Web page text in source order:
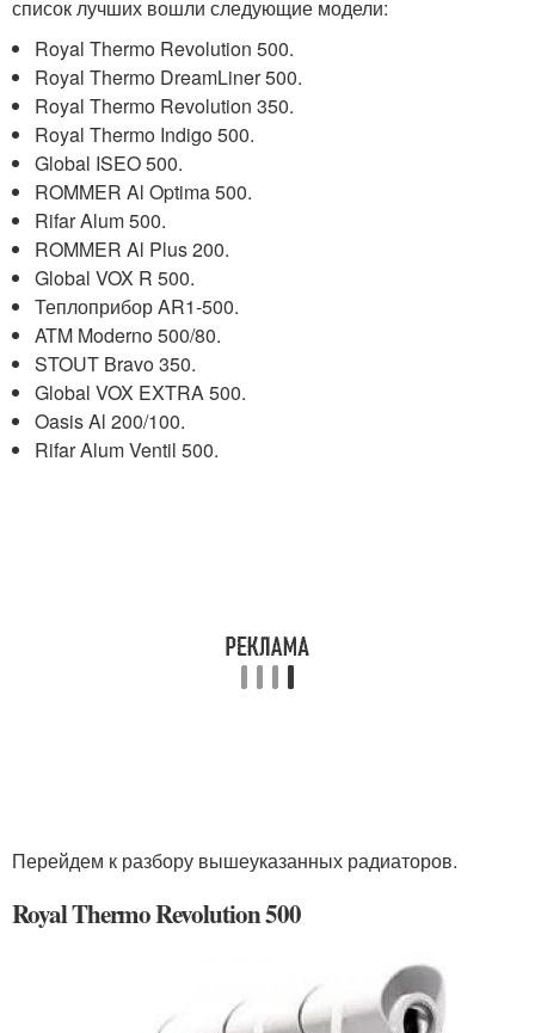
список лучших вошли следующие модели:
Royal Thermo Revolution 500.
Royal Thermo DreamLiner 500.
Royal Thermo Revolution 350.
Royal Thermo Indigo 500.
Global ISEO 500.
ROMMER Al Optima 500.
Rifar Alum 500.
ROMMER Al Plus 200.
Global VOX R 500.
Теплоприбор AR1-500.
ATM Moderno 500/80.
STOUT Bravo 350.
Global VOX EXTRA 500.
Oasis Al 200/100.
Rifar Alum Ventil 500.
Перейдем к разбору вышеуказанных радиаторов.
Royal Thermo Revolution 500